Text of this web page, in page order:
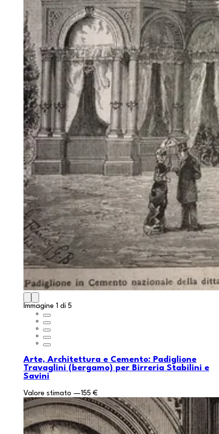
Immagine 1 di 5
Arte, Architettura e Cemento: Padiglione
Travaglini (bergamo) per Birreria Stabilini e
Savini
Valore stimato —155 €